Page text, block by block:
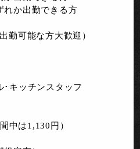
れか出勤できる方
勤可能な方大歓迎）
･キッチンスタッフ
中は1,130円）